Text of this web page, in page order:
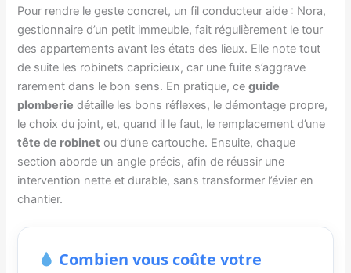
Pour rendre le geste concret, un fil conducteur aide : Nora,
gestionnaire d’un petit immeuble, fait régulièrement le tour
des appartements avant les états des lieux. Elle note tout
de suite les robinets capricieux, car une fuite s’aggrave
rarement dans le bon sens. En pratique, ceguide
plomberie détaille les bons réflexes, le démontage propre,
le choix du joint, et, quand il le faut, le remplacement d’une
tête de robinet ou d’une cartouche. Ensuite, chaque
section aborde un angle précis, afin de réussir une
intervention nette et durable, sans transformer l’évier en
chantier.
Combien vous coûte votre